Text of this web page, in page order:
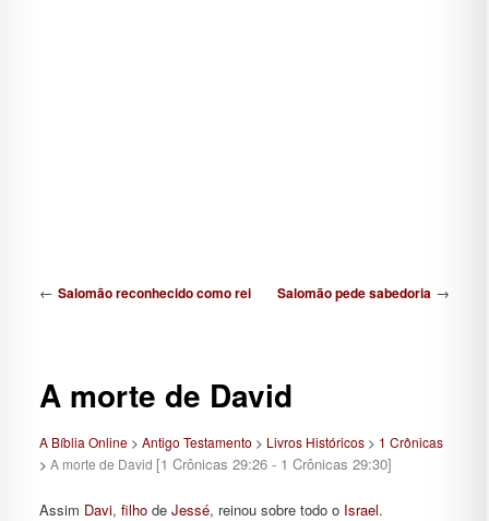
Navegação de posts Salomão pede sabedoria →
← Salomão reconhecido como rei
A morte de David
A Bíblia Online> Antigo Testamento > Livros Históricos> 1 Crônicas
> A morte de David [1 Crônicas 29:26 - 1 Crônicas 29:30]
Assim Davi, filhode Jessé, reinou sobre todo o Israel.